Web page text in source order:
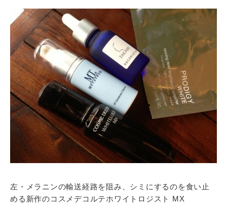
左・メラニンの輸送経路を阻み、シミにするのを食い止
める新作のコスメデコルテホワイトロジスト MX